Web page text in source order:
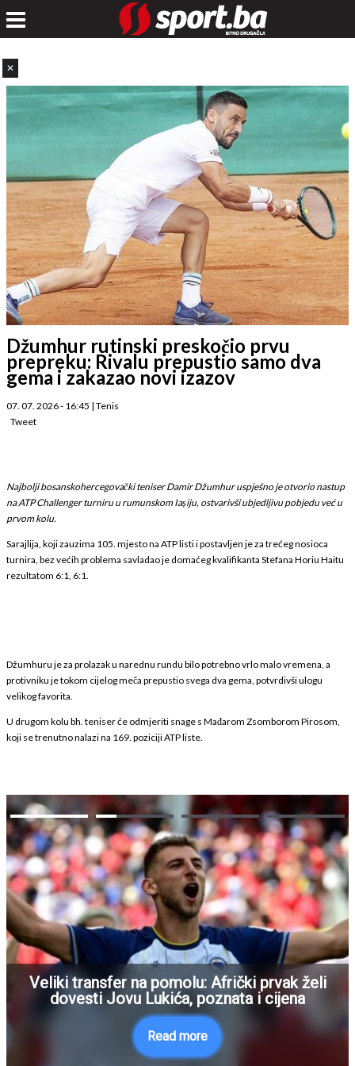
✕
Džumhur rutinski preskočio prvu
prepreku: Rivalu prepustio samo dva
gema i zakazao novi izazov
07. 07. 2026 - 16:45 | Tenis
Tweet
Najbolji bosanskohercegovački teniser Damir Džumhur uspješno je otvorio nastup
na ATP Challenger turniru u rumunskom Iașiju, ostvarivši ubjedljivu pobjedu već u
prvom kolu.
Sarajlija, koji zauzima 105. mjesto na ATP listi i postavljen je za trećeg nosioca
turnira, bez većih problema savladao je domaćeg kvalifikanta Stefana Horiu Haitu
rezultatom 6:1, 6:1.
Džumhuru je za prolazak u narednu rundu bilo potrebno vrlo malo vremena, a
protivniku je tokom cijelog meča prepustio svega dva gema, potvrdivši ulogu
velikog favorita.
U drugom kolu bh. teniser će odmjeriti snage s Mađarom Zsomborom Pirosom,
koji se trenutno nalazi na 169. poziciji ATP liste.
Veliki transfer na pomolu: Afrički prvak želi
dovesti Jovu Lukića, poznata i cijena
Read more